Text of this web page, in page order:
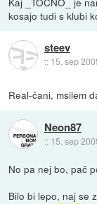
kosajo tudi s klubi
steev
:: 15. sep
Real-čani, msilem
Neon87
:: 15. sep
No pa nej bo, pač
Bilo bi lepo, naj se